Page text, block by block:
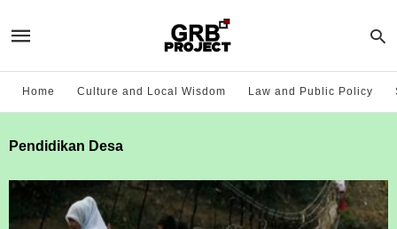
Home Culture and Local Wisdom Law and Public Policy
Pendidikan Desa